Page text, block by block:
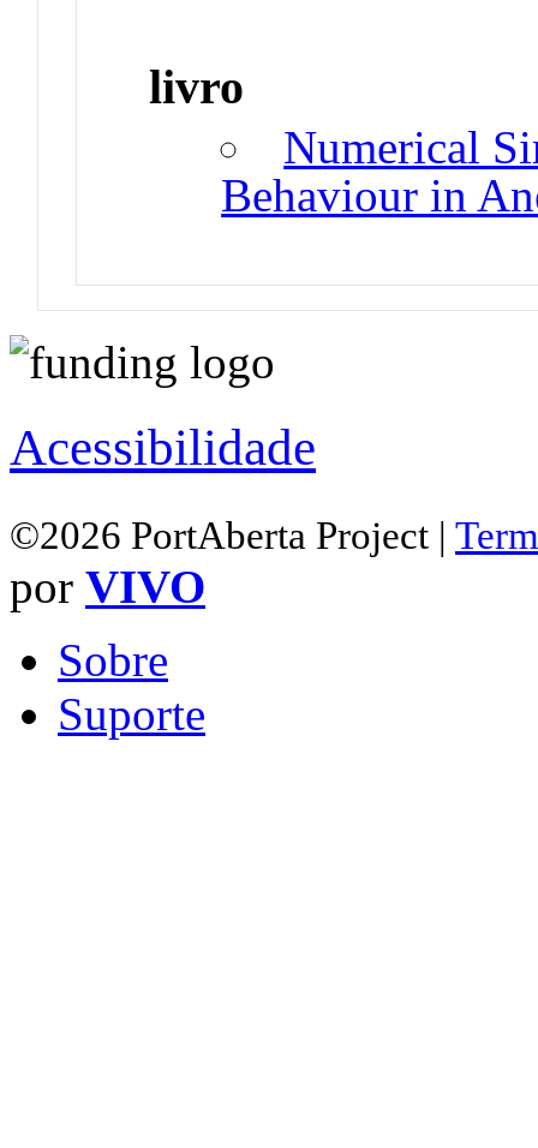
livro
Numerical
Behaviour in
Acessibilidade
©2026 PortAberta Project |
por VIVO
Sobre
Suporte